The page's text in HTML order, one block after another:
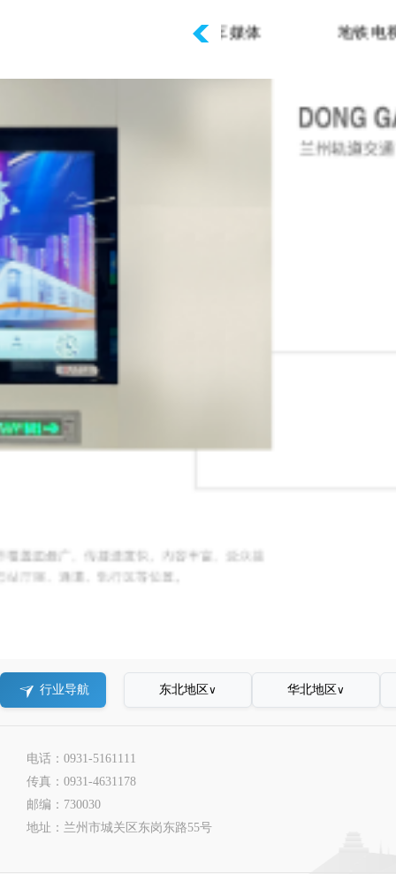
地铁电视
行业导航 东北地区∨ 华北地区∨
电话：0931-5161111
传真：0931-4631178
邮编：730030
地址：兰州市城关区东岗东路55号